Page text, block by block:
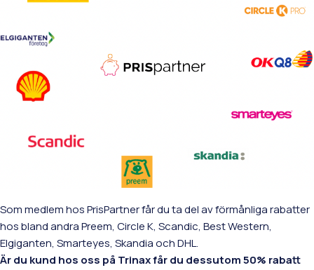
Som medlem hos PrisPartner får du ta del av förmånliga rabatter
hos bland andra Preem, Circle K, Scandic, Best Western,
Elgiganten, Smarteyes, Skandia och DHL.
Är du kund hos oss på Trinax får du dessutom 50% rabatt